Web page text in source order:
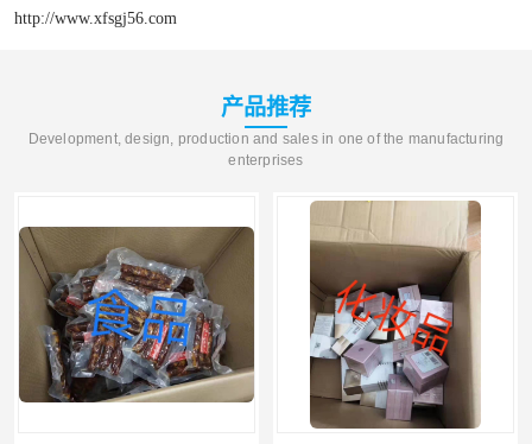
http://www.xfsgj56.com
产品推荐
Development, design, production and sales in one of the manufacturing
enterprises